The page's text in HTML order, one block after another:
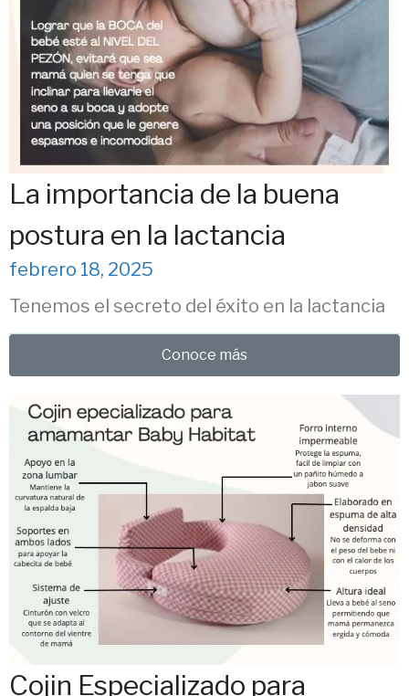
La importancia de la buena
postura en la lactancia
febrero 18, 2025
Tenemos el secreto del éxito en la lactancia
Conoce más
Cojin Especializado para